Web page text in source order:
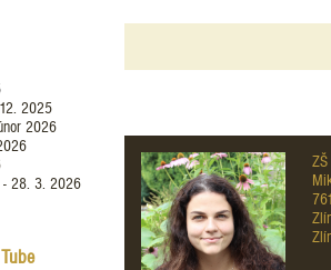
2025
2026
28. 3. 2026